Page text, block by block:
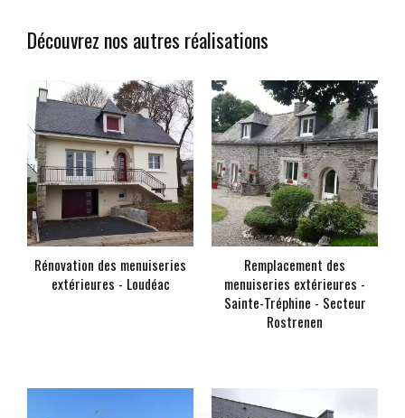
Découvrez nos autres réalisations
Rénovation des menuiseries
extérieures - Loudéac
Remplacement des
menuiseries extérieures -
Sainte-Tréphine - Secteur
Rostrenen